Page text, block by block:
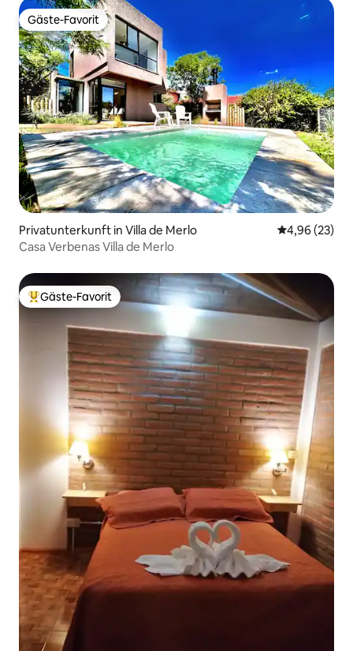
Gäste-Favorit
Gäste-Favorit
Privatunterkunft in Villa de Merlo
4,96 (23)
Casa Verbenas Villa de Merlo
Beliebter Gäste-Favorit.
Gäste-Favorit